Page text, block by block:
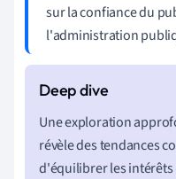
sur la confiance du
l'administration
Une exploration
révèle des tendances
d'équilibrer les intérêts